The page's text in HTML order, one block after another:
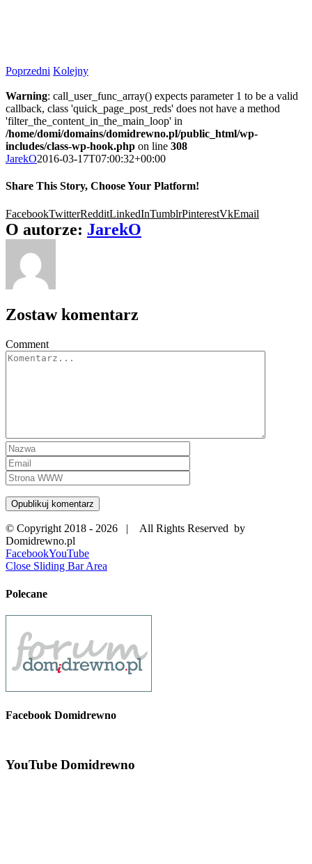
Poprzedni Kolejny
Warning: call_user_func_array() expects parameter 1 to be a valid
callback, class 'quick_page_post_reds' does not have a method
'filter_the_content_in_the_main_loop' in
/home/domi/domains/domidrewno.pl/public_html/wp-
includes/class-wp-hook.php on line 308
JarekO2016-03-17T07:00:32+00:00
Share This Story, Choose Your Platform!
FacebookTwitterRedditLinkedInTumblrPinterestVkEmail
O autorze: JarekO
Zostaw komentarz
Comment
© Copyright 2018 - 2026 | All Rights Reserved by
Domidrewno.pl
FacebookYouTube
Close Sliding Bar Area
Polecane
Facebook Domidrewno
YouTube Domidrewno